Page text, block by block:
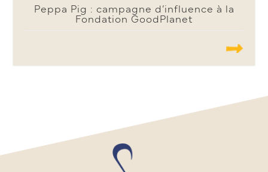
Peppa Pig : campagne d’influence à la
Fondation GoodPlanet
.......